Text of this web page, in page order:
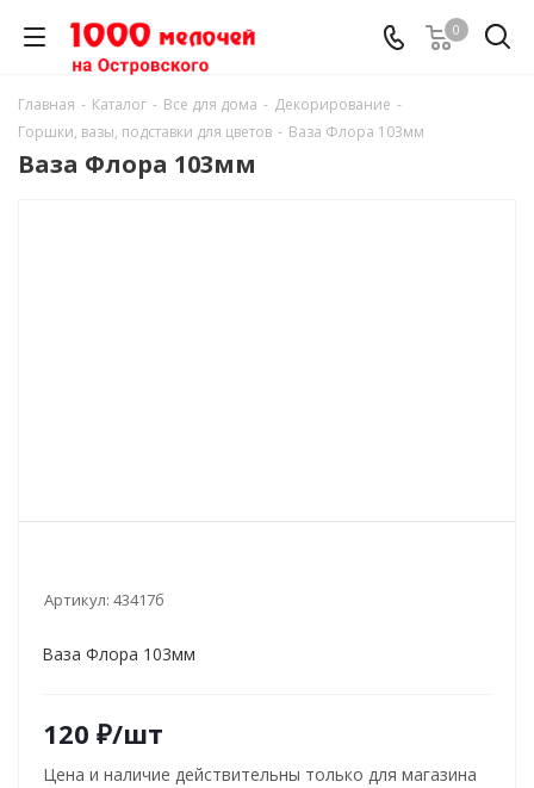
0
Главная - Каталог - Все для дома - Декорирование -
Горшки, вазы, подставки для цветов - Ваза Флора 103мм
Ваза Флора 103мм
Артикул: 43417б
Ваза Флора 103мм
120 ₽/шт
Цена и наличие действительны только для магазина